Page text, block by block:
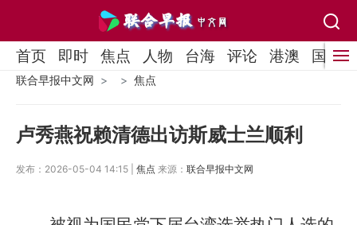
首页 即时 焦点 人物 台海 评论 港澳 国际
联合早报中文网 焦点
卢秀燕祝赖清德出访斯威士兰顺利
发布：2026-05-04 14:15 | 焦点 来源： 联合早报中文网